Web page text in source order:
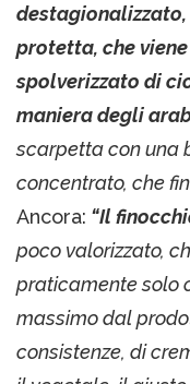
protetta, che
spolverizzato di
maniera degli
scarpetta con una
concentrato, che
Ancora: “Il
poco valorizzato,
praticamente solo
massimo dal
consistenze, di